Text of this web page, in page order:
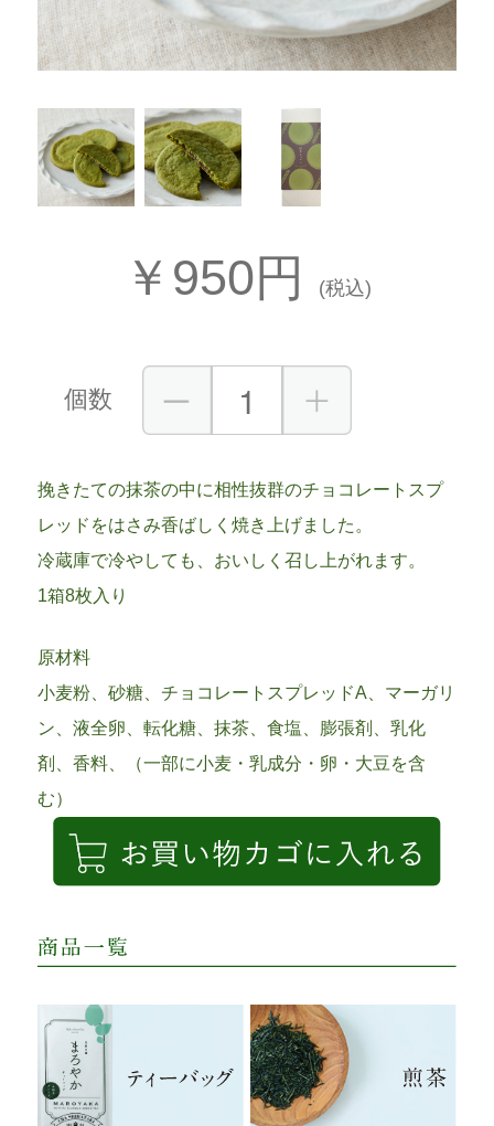
￥950円 (税込)
個数
挽きたての抹茶の中に相性抜群のチョコレートスプ
レッドをはさみ香ばしく焼き上げました。
冷蔵庫で冷やしても、おいしく召し上がれます。
1箱8枚入り
原材料
小麦粉、砂糖、チョコレートスプレッドA、マーガリ
ン、液全卵、転化糖、抹茶、食塩、膨張剤、乳化
剤、香料、（一部に小麦・乳成分・卵・大豆を含
む）